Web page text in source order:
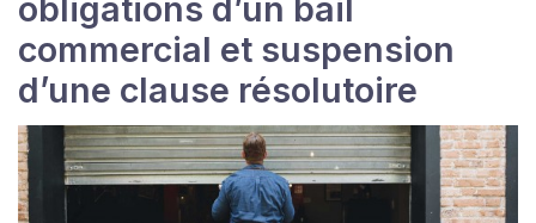
obligations d’un bail
commercial et suspension
d’une clause résolutoire